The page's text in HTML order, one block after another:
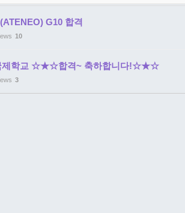
G10 합격
10
제학교 ☆★☆합격~ 축하합니다!☆★☆
3